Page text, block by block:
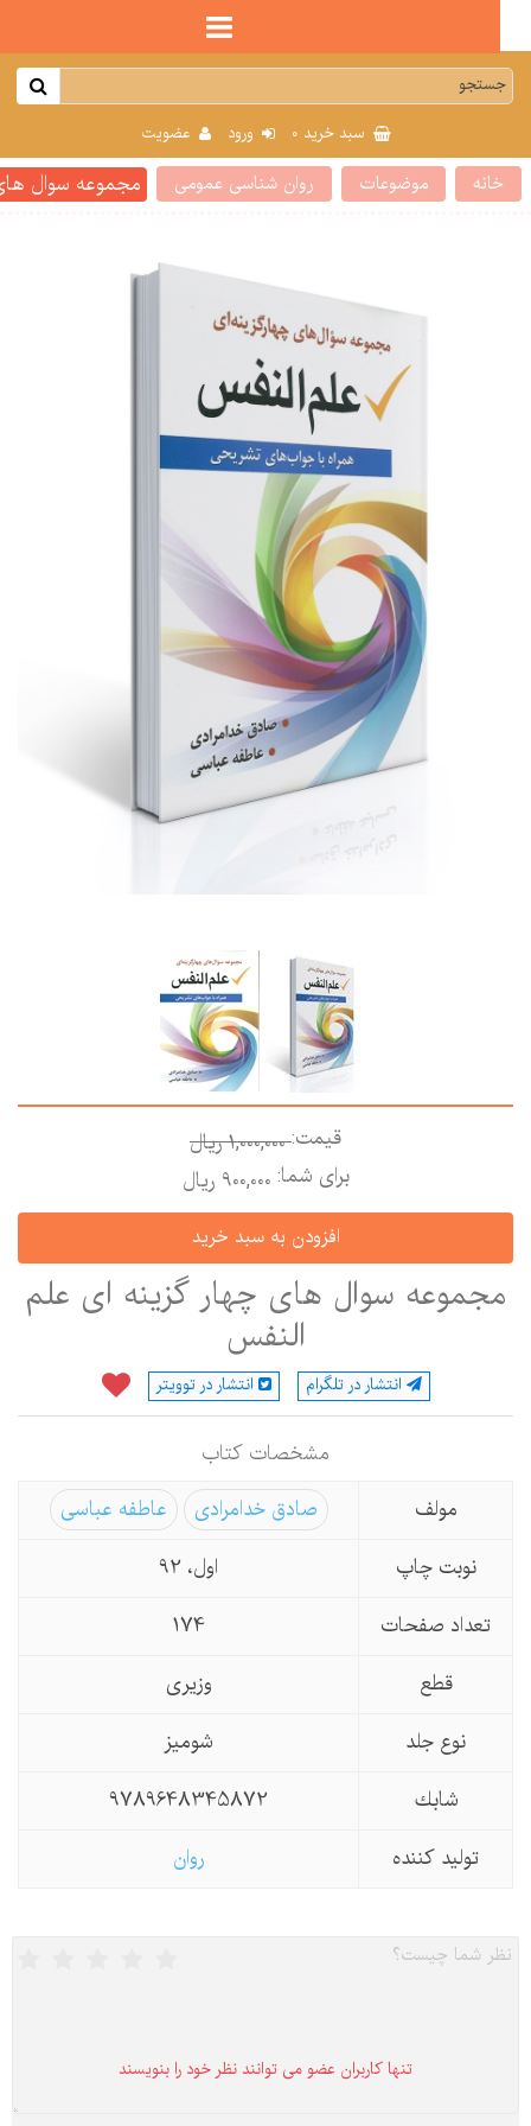
سبد خرید0 ورود عضویت
موضوعات روان شناسی عمومی مجموعه سوال های
قیمت:1,000,000 ريال
برای شما:900,000 ريال
سوال های چهار گزینه ای علم
النفس
انتشار در تلگرام انتشار در توویتر
مشخصات كتاب
مولف
صادق خدامرادی
عاطفه عباسی
نوبت چاپ
اول، 92
تعداد صفحات
174
قطع
وزیری
نوع جلد
شومیز
شابك
9789648345872
تولید كننده
روان
تنها كاربران عضو می توانند نظر خود را بنویسند